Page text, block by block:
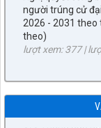
theo)
lượt xem: 377 |
672/KH-UBND
KẾ HOẠCH
lượt xem: 264 |
92/QĐ-BNG
27/NQ-HĐND
Về chủ trương
huyện Tuần
họp HĐND)
V/v Thông báo
XXI, nhiệm kỳ